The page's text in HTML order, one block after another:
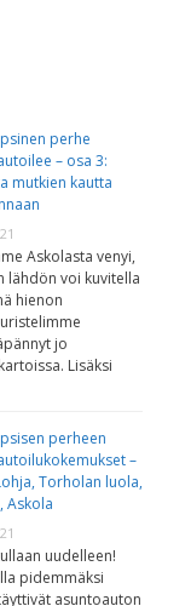
perhe
– osa 3:
mutkien kautta
Askolasta venyi,
lähdön voi kuvitella
hienon
jo
Lisäksi
perheen
–
Torholan luola,
Askola
uudelleen!
pidemmäksi
asuntoauton